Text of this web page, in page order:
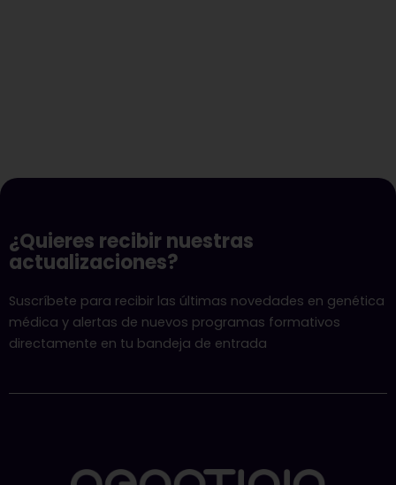
¿Quieres recibir nuestras
actualizaciones?
Suscríbete para recibir las últimas novedades en genética
médica y alertas de nuevos programas formativos
directamente en tu bandeja de entrada